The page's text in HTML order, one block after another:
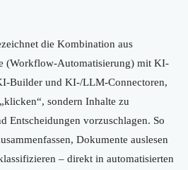
die Kombination aus
(Workflow-Automatisierung) mit KI-
Builder und KI-/LLM-Connectoren,
sondern Inhalte zu
Entscheidungen vorzuschlagen. So
Dokumente auslesen
– direkt in automatisierten